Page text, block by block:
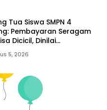
Tua Siswa SMPN 4
Pembayaran Seragam
Dicicil, Dinilai
5, 2026